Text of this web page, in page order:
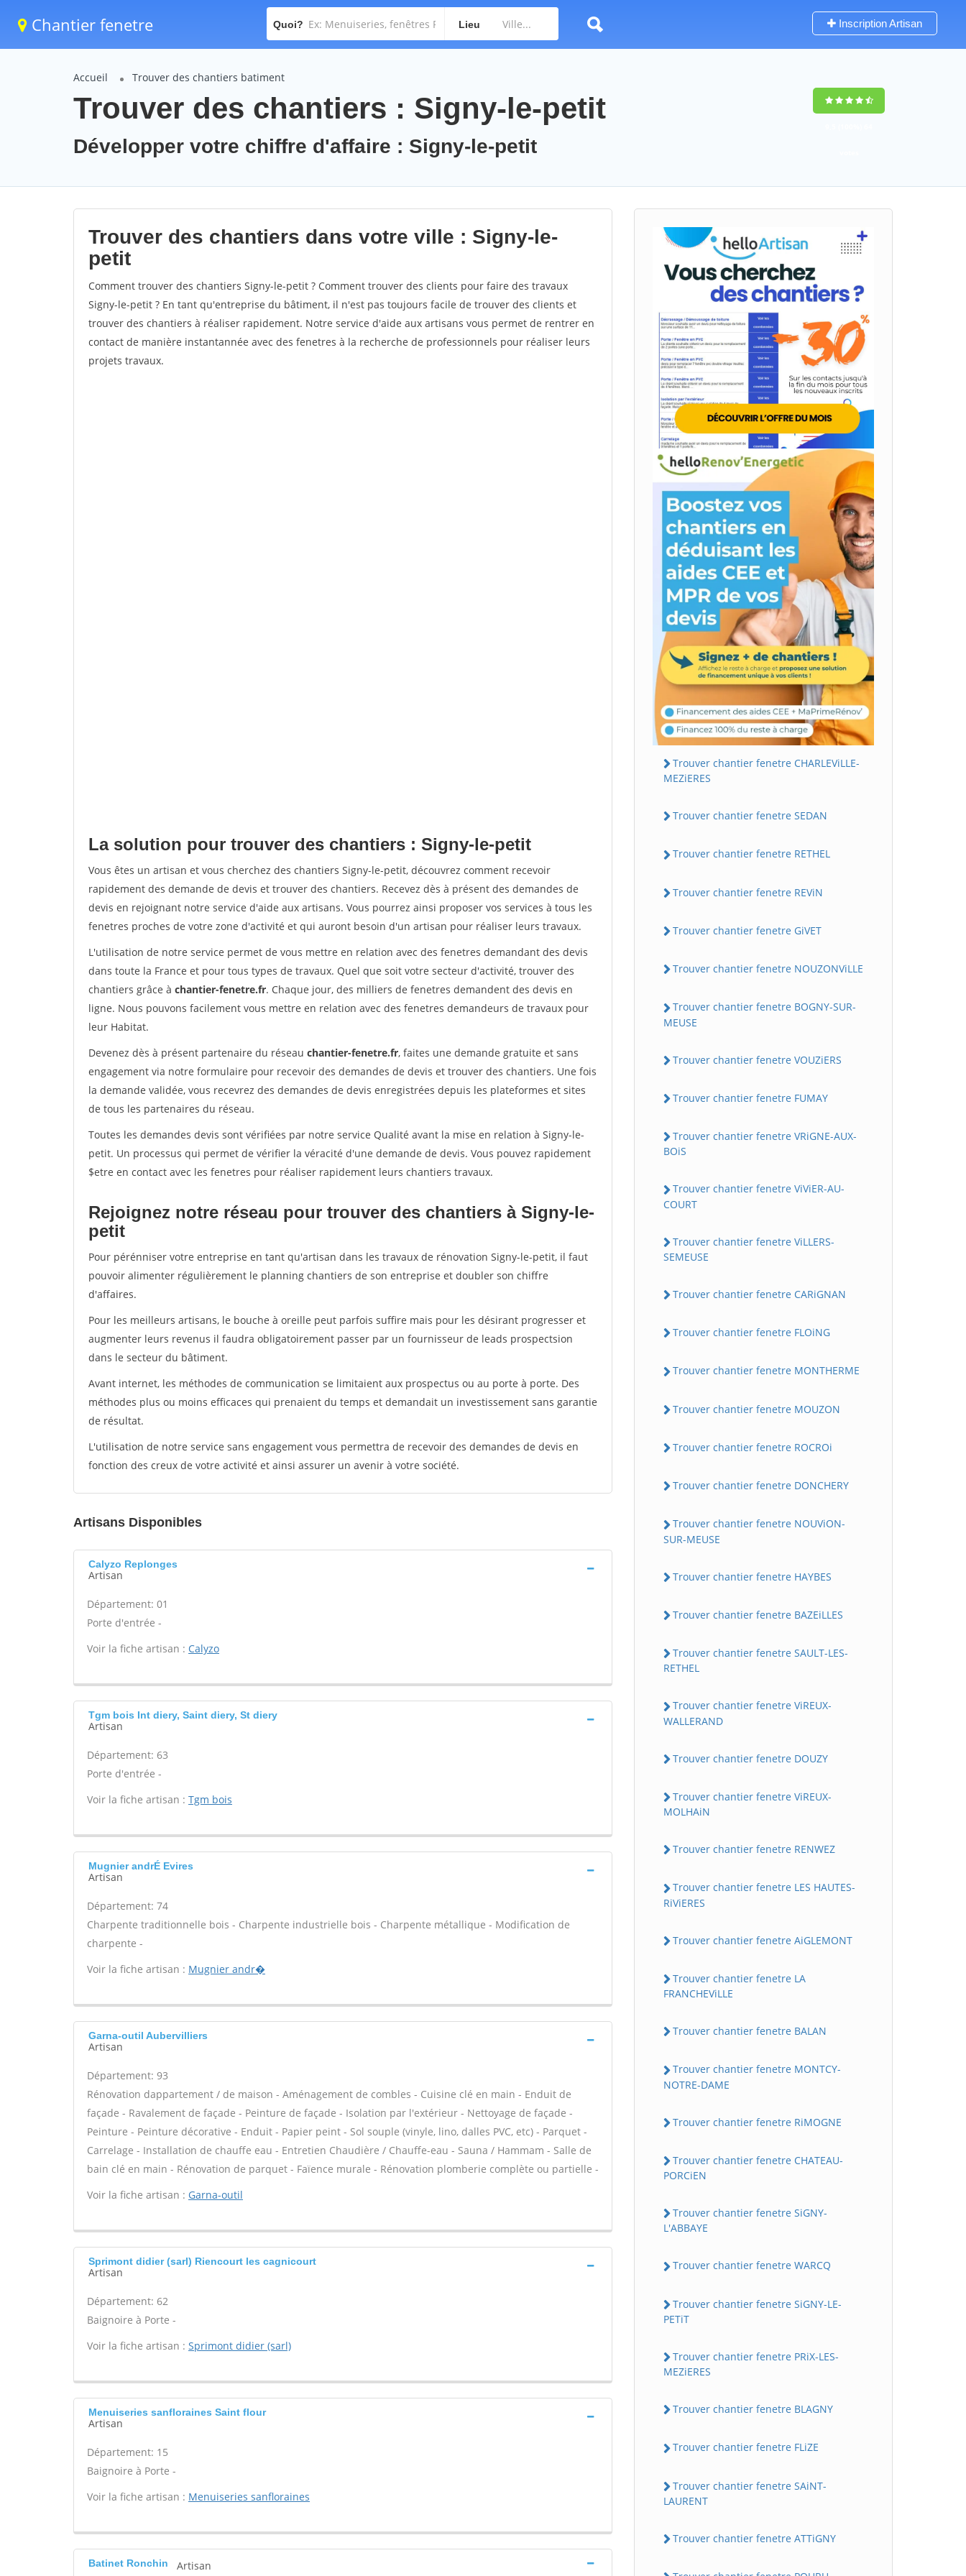
Chantier fenetre Quoi? Lieu Inscription Artisan
Accueil Trouver des chantiers batiment
Trouver des chantiers : Signy-le-petit
Développer votre chiffre d'affaire : Signy-le-petit
Trouver des chantiers dans votre ville : Signy-le-
petit
Comment trouver des chantiers Signy-le-petit ? Comment trouver des clients pour faire des travaux
Signy-le-petit ? En tant qu'entreprise du bâtiment, il n'est pas toujours facile de trouver des clients et
trouver des chantiers à réaliser rapidement. Notre service d'aide aux artisans vous permet de rentrer en
contact de manière instantannée avec des fenetres à la recherche de professionnels pour réaliser leurs
projets travaux.
La solution pour trouver des chantiers : Signy-le-petit
Vous êtes un artisan et vous cherchez des chantiers Signy-le-petit, découvrez comment recevoir
rapidement des demande de devis et trouver des chantiers. Recevez dès à présent des demandes de
devis en rejoignant notre service d'aide aux artisans. Vous pourrez ainsi proposer vos services à tous les
fenetres proches de votre zone d'activité et qui auront besoin d'un artisan pour réaliser leurs travaux.
L'utilisation de notre service permet de vous mettre en relation avec des fenetres demandant des devis
dans toute la France et pour tous types de travaux. Quel que soit votre secteur d'activité, trouver des
chantiers grâce à chantier-fenetre.fr. Chaque jour, des milliers de fenetres demandent des devis en
ligne. Nous pouvons facilement vous mettre en relation avec des fenetres demandeurs de travaux pour
leur Habitat.
Devenez dès à présent partenaire du réseau chantier-fenetre.fr, faites une demande gratuite et sans
engagement via notre formulaire pour recevoir des demandes de devis et trouver des chantiers. Une fois
la demande validée, vous recevrez des demandes de devis enregistrées depuis les plateformes et sites
de tous les partenaires du réseau.
Toutes les demandes devis sont vérifiées par notre service Qualité avant la mise en relation à Signy-le-
petit. Un processus qui permet de vérifier la véracité d'une demande de devis. Vous pouvez rapidement
$etre en contact avec les fenetres pour réaliser rapidement leurs chantiers travaux.
Rejoignez notre réseau pour trouver des chantiers à Signy-le-
petit
Pour pérénniser votre entreprise en tant qu'artisan dans les travaux de rénovation Signy-le-petit, il faut
pouvoir alimenter régulièrement le planning chantiers de son entreprise et doubler son chiffre
d'affaires.
Pour les meilleurs artisans, le bouche à oreille peut parfois suffire mais pour les désirant progresser et
augmenter leurs revenus il faudra obligatoirement passer par un fournisseur de leads prospectsion
dans le secteur du bâtiment.
Avant internet, les méthodes de communication se limitaient aux prospectus ou au porte à porte. Des
méthodes plus ou moins efficaces qui prenaient du temps et demandait un investissement sans garantie
de résultat.
L'utilisation de notre service sans engagement vous permettra de recevoir des demandes de devis en
fonction des creux de votre activité et ainsi assurer un avenir à votre société.
Artisans Disponibles
Calyzo Replonges
Artisan
Département: 01
Porte d'entrée -
Voir la fiche artisan : Calyzo
Tgm bois Int diery, Saint diery, St diery
Artisan
Département: 63
Porte d'entrée -
Voir la fiche artisan : Tgm bois
Mugnier andrÉ Evires
Artisan
Département: 74
Charpente traditionnelle bois - Charpente industrielle bois - Charpente métallique - Modification de
charpente -
Voir la fiche artisan : Mugnier andr�
Garna-outil Aubervilliers
Artisan
Département: 93
Rénovation dappartement / de maison - Aménagement de combles - Cuisine clé en main - Enduit de
façade - Ravalement de façade - Peinture de façade - Isolation par l'extérieur - Nettoyage de façade -
Peinture - Peinture décorative - Enduit - Papier peint - Sol souple (vinyle, lino, dalles PVC, etc) - Parquet -
Carrelage - Installation de chauffe eau - Entretien Chaudière / Chauffe-eau - Sauna / Hammam - Salle de
bain clé en main - Rénovation de parquet - Faïence murale - Rénovation plomberie complète ou partielle -
Voir la fiche artisan : Garna-outil
Sprimont didier (sarl) Riencourt les cagnicourt
Artisan
Département: 62
Baignoire à Porte -
Voir la fiche artisan : Sprimont didier (sarl)
Menuiseries sanfloraines Saint flour
Artisan
Département: 15
Baignoire à Porte -
Voir la fiche artisan : Menuiseries sanfloraines
Batinet Ronchin Artisan
Trouver chantier fenetre CHARLEViLLE-
MEZiERES
Trouver chantier fenetre SEDAN
Trouver chantier fenetre RETHEL
Trouver chantier fenetre REViN
Trouver chantier fenetre GiVET
Trouver chantier fenetre NOUZONViLLE
Trouver chantier fenetre BOGNY-SUR-
MEUSE
Trouver chantier fenetre VOUZiERS
Trouver chantier fenetre FUMAY
Trouver chantier fenetre VRiGNE-AUX-
BOiS
Trouver chantier fenetre ViViER-AU-
COURT
Trouver chantier fenetre ViLLERS-
SEMEUSE
Trouver chantier fenetre CARiGNAN
Trouver chantier fenetre FLOiNG
Trouver chantier fenetre MONTHERME
Trouver chantier fenetre MOUZON
Trouver chantier fenetre ROCROi
Trouver chantier fenetre DONCHERY
Trouver chantier fenetre NOUViON-
SUR-MEUSE
Trouver chantier fenetre HAYBES
Trouver chantier fenetre BAZEiLLES
Trouver chantier fenetre SAULT-LES-
RETHEL
Trouver chantier fenetre ViREUX-
WALLERAND
Trouver chantier fenetre DOUZY
Trouver chantier fenetre ViREUX-
MOLHAiN
Trouver chantier fenetre RENWEZ
Trouver chantier fenetre LES HAUTES-
RiViERES
Trouver chantier fenetre AiGLEMONT
Trouver chantier fenetre LA
FRANCHEViLLE
Trouver chantier fenetre BALAN
Trouver chantier fenetre MONTCY-
NOTRE-DAME
Trouver chantier fenetre RiMOGNE
Trouver chantier fenetre CHATEAU-
PORCiEN
Trouver chantier fenetre SiGNY-
L'ABBAYE
Trouver chantier fenetre WARCQ
Trouver chantier fenetre SiGNY-LE-
PETiT
Trouver chantier fenetre PRiX-LES-
MEZiERES
Trouver chantier fenetre BLAGNY
Trouver chantier fenetre FLiZE
Trouver chantier fenetre SAiNT-
LAURENT
Trouver chantier fenetre ATTiGNY